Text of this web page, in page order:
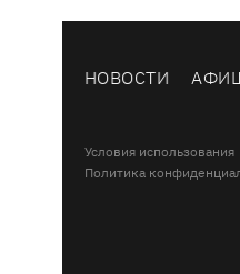
НОВОСТИ
Условия использования
Политика